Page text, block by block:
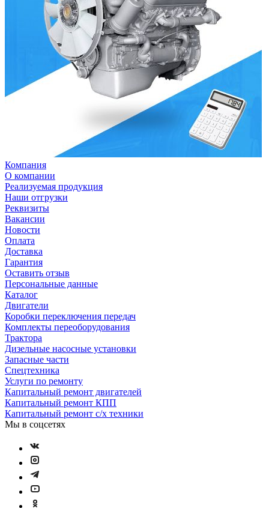
Компания
О компании
Реализуемая продукция
Наши отгрузки
Реквизиты
Вакансии
Новости
Оплата
Доставка
Гарантия
Оставить отзыв
Персональные данные
Каталог
Двигатели
Коробки переключения передач
Комплекты переоборудования
Трактора
Дизельные насосные установки
Запасные части
Спецтехника
Услуги по ремонту
Капитальный ремонт двигателей
Капитальный ремонт КПП
Капитальный ремонт с/х техники
Мы в соцсетях